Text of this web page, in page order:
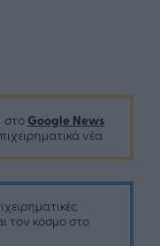
στο Google News
νέα
τον κόσμο στο